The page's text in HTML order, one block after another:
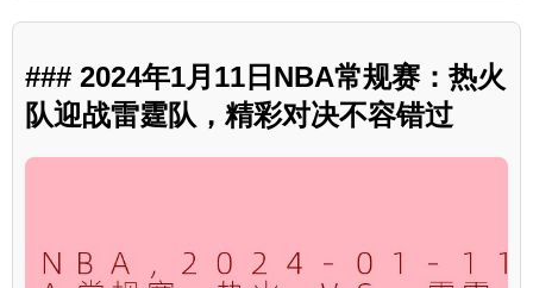
### 2024年1月11日NBA常规赛：热火
队迎战雷霆队，精彩对决不容错过